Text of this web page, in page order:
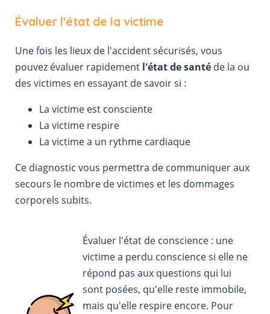
Évaluer l'état de la victime
Une fois les lieux de l'accident sécurisés, vous
pouvez évaluer rapidement l'état de santéde la ou
des victimes en essayant de savoir si :
La victime est consciente
La victime respire
La victime a un rythme cardiaque
Ce diagnostic vous permettra de communiquer aux
secours le nombre de victimes et les dommages
corporels subits.
Évaluer l'état de conscience : une
victime a perdu conscience si elle ne
répond pas aux questions qui lui
sont posées, qu'elle reste immobile,
mais qu'elle respire encore. Pour